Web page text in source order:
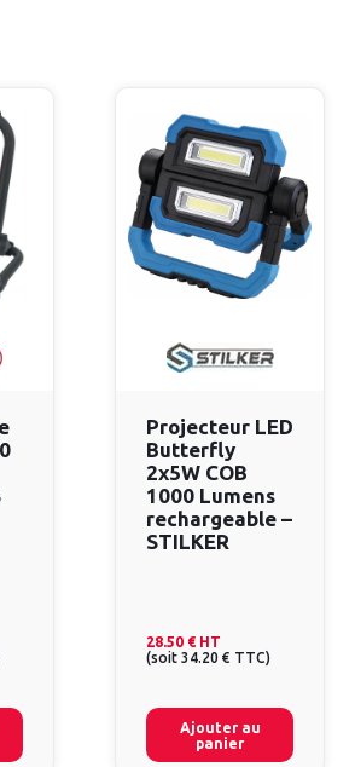
Projecteur LED
Butterfly
2x5W COB
1000 Lumens
rechargeable –
STILKER
28.50 € HT
(soit 34.20 € TTC)
Ajouter au
panier